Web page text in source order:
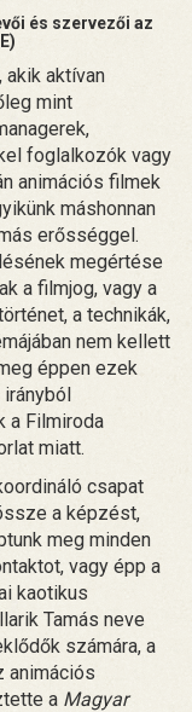
és szervezői az
aktívan
mint
foglalkozók vagy
animációs filmek
máshonnan
erősséggel.
megértése
a filmjog, vagy a
a technikák,
nem kellett
éppen ezek
a Filmiroda
miatt.
csapat
a képzést,
meg minden
vagy épp a
kaotikus
Tamás neve
számára, a
animációs
a Magyar